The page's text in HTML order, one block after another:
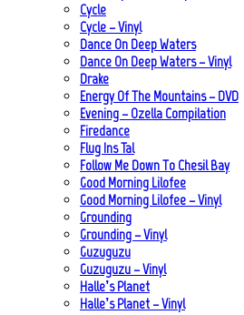
Cycle
Cycle – Vinyl
Dance On Deep Waters
Dance On Deep Waters – Vinyl
Drake
Energy Of The Mountains – DVD
Evening – Ozella Compilation
Firedance
Flug Ins Tal
Follow Me Down To Chesil Bay
Good Morning Lilofee
Good Morning Lilofee – Vinyl
Grounding
Grounding – Vinyl
Guzuguzu
Guzuguzu – Vinyl
Halle’s Planet
Halle’s Planet – Vinyl